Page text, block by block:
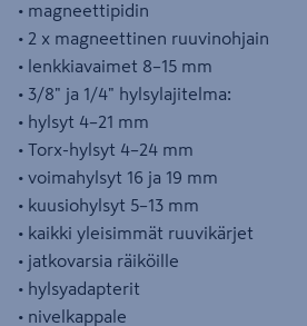
• magneettipidin
• 2 x magneettinen ruuvinohjain
• lenkkiavaimet 8–15 mm
• 3/8" ja 1/4" hylsylajitelma:
• hylsyt 4–21 mm
• Torx-hylsyt 4–24 mm
• voimahylsyt 16 ja 19 mm
• kuusiohylsyt 5–13 mm
• kaikki yleisimmät ruuvikärjet
• jatkovarsia räiköille
• hylsyadapterit
• nivelkappale